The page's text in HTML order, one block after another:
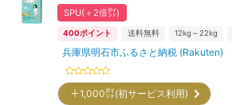
SPU(＋2倍㌽)
400ポイント 送料無料 12kg～22kg
兵庫県明石市ふるさと納税 (Rakuten)
＋1,000㌽(初サービス利用)